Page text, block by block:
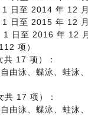
日至 2014 年 12
日至 2015 年 12
日至 2016 年 12
项）
共 17 项）：
由泳、蝶泳、蛙泳
共 17 项）：
由泳、蝶泳、蛙泳